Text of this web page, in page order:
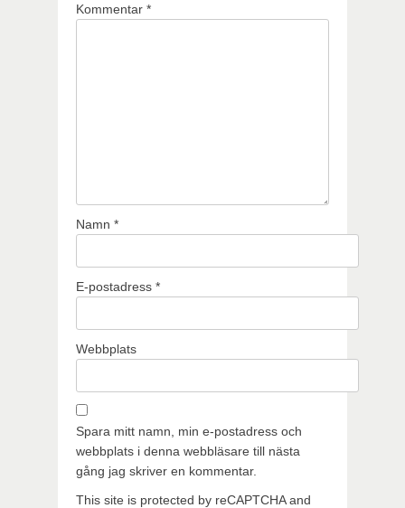
Kommentar *
Namn *
E-postadress *
Webbplats
Spara mitt namn, min e-postadress och
webbplats i denna webbläsare till nästa
gång jag skriver en kommentar.
This site is protected by reCAPTCHA and